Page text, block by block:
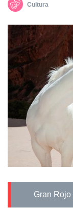
Cultura
Gran Rojo